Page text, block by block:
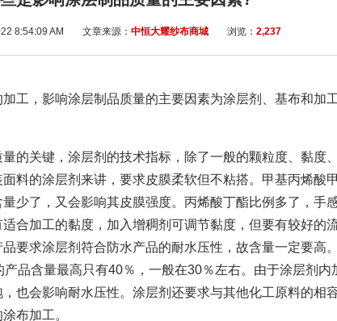
8:54:09 AM 文章来源： 中恒大耀纱布商城 浏览： 2,237
，影响涂层制品质量的主要因素为涂层剂、基布和加工
关键，涂层剂的技术指标，除了一般的颗粒度、黏度
料的涂层剂来讲，要求皮膜柔软但不粘搭。甲基丙烯酸
少了，又会影响其皮膜强度。丙烯酸丁酯比例多了，手
合加工的黏度，加入增稠剂可调节黏度，但要有较好的
要求涂层剂符合防水产品的耐水压性，故含量一定要高
品含量最高只有40％，一般在30％左右。由于涂层剂内
也会影响耐水压性。涂层剂还要求与其他化工原料的相
布加工。